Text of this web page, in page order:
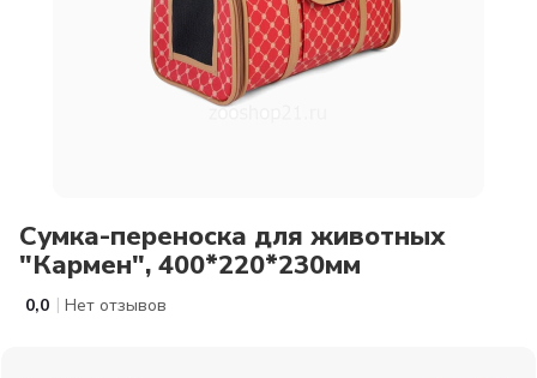
Сумка-переноска для животных
"Кармен", 400*220*230мм
0,0 | Нет отзывов